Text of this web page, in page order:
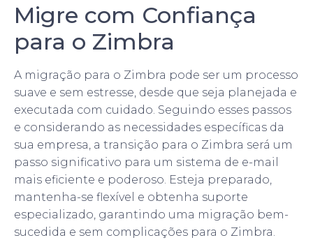
Migre com Confiança
para o Zimbra
A migração para o Zimbra pode ser um processo
suave e sem estresse, desde que seja planejada e
executada com cuidado. Seguindo esses passos
e considerando as necessidades específicas da
sua empresa, a transição para o Zimbra será um
passo significativo para um sistema de e-mail
mais eficiente e poderoso. Esteja preparado,
mantenha-se flexível e obtenha suporte
especializado, garantindo uma migração bem-
sucedida e sem complicações para o Zimbra.